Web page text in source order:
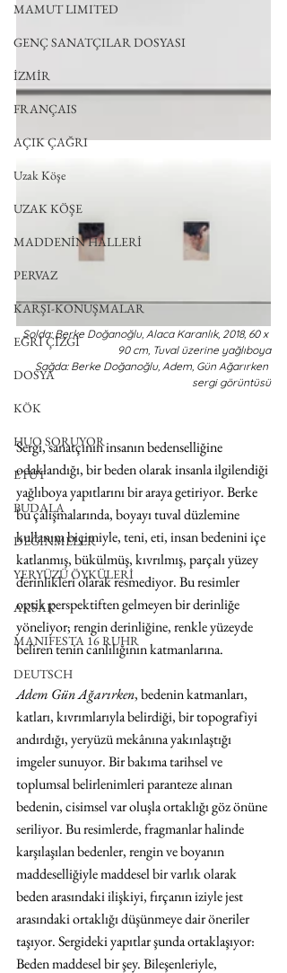
MAMUT LIMITED
GENÇ SANATÇILAR DOSYASI
İZMİR
FRANÇAIS
AÇIK ÇAĞRI
Uzak Köşe
UZAK KÖŞE
MADDENİN HALLERİ
PERVAZ
KARŞI-KONUŞMALAR
EĞRİ ÇİZGİ
DOSYA
KÖK
HUO SORUYOR
ETÜT
BUDALA
DEĞİNMELER
YERYÜZÜ ÖYKÜLERİ
AKSAK
MANIFESTA 16 RUHR
DEUTSCH
Solda: Berke Doğanoğlu, Alaca Karanlık, 2018, 60 x
90 cm, Tuval üzerine yağlıboya
Sağda: Berke Doğanoğlu, Adem, Gün Ağarırken
sergi görüntüsü
Sergi, sanatçının insanın bedenselliğine
odaklandığı, bir beden olarak insanla ilgilendiği
yağlıboya yapıtlarını bir araya getiriyor. Berke
bu çalışmalarında, boyayı tuval düzlemine
kullanım biçimiyle, teni, eti, insan bedenini içe
katlanmış, bükülmüş, kıvrılmış, parçalı yüzey
derinlikleri olarak resmediyor. Bu resimler
optik perspektiften gelmeyen bir derinliğe
yöneliyor; rengin derinliğine, renkle yüzeyde
beliren tenin canlılığının katmanlarına.
Adem Gün Ağarırken, bedenin katmanları,
katları, kıvrımlarıyla belirdiği, bir topografiyi
andırdığı, yeryüzü mekânına yakınlaştığı
imgeler sunuyor. Bir bakıma tarihsel ve
toplumsal belirlenimleri paranteze alınan
bedenin, cisimsel var oluşla ortaklığı göz önüne
seriliyor. Bu resimlerde, fragmanlar halinde
karşılaşılan bedenler, rengin ve boyanın
maddeselliğiyle maddesel bir varlık olarak
beden arasındaki ilişkiyi, fırçanın iziyle jest
arasındaki ortaklığı düşünmeye dair öneriler
taşıyor. Sergideki yapıtlar şunda ortaklaşıyor:
Beden maddesel bir şey. Bileşenleriyle,